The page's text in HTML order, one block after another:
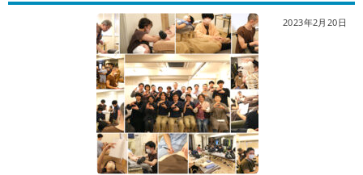
2023年2月20日